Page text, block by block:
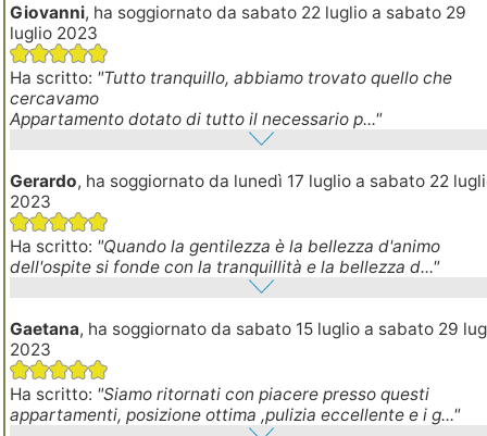
Giovanni, ha soggiornato da sabato 22 luglio a sabato 29
luglio 2023
Ha scritto: "Tutto tranquillo, abbiamo trovato quello che
cercavamo
Appartamento dotato di tutto il necessario p..."
Gerardo, ha soggiornato da lunedì 17 luglio a sabato 22
2023
Ha scritto: "Quando la gentilezza è la bellezza d'animo
dell'ospite si fonde con la tranquillità e la bellezza d..."
Gaetana, ha soggiornato da sabato 15 luglio a sabato 29
2023
Ha scritto: "Siamo ritornati con piacere presso questi
appartamenti, posizione ottima ,pulizia eccellente e i g..."